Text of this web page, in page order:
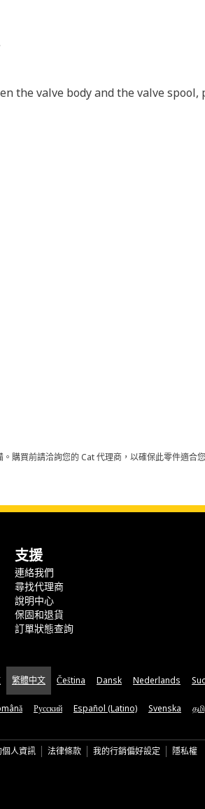
the valve body and the valve
購買前請洽詢您的 Cat 代理商，以確保此零件適合
支援
連絡我們
尋找代理商
說明中心
保固和退貨
訂單狀態查詢
繁體中文 Čeština Dansk Nederlands
Русский Español (Latino) Svenska
人資訊 法律條款 我的行銷偏好設定 隱私權